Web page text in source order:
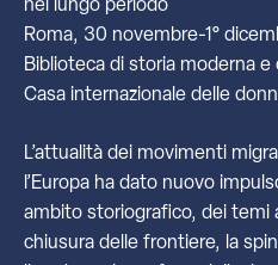
nel lungo periodo
Roma, 30 novembre-1°
Biblioteca di storia moderna
Casa internazionale delle
L’attualità dei movimenti
l’Europa ha dato nuovo
ambito storiografico, dei temi
chiusura delle frontiere, la